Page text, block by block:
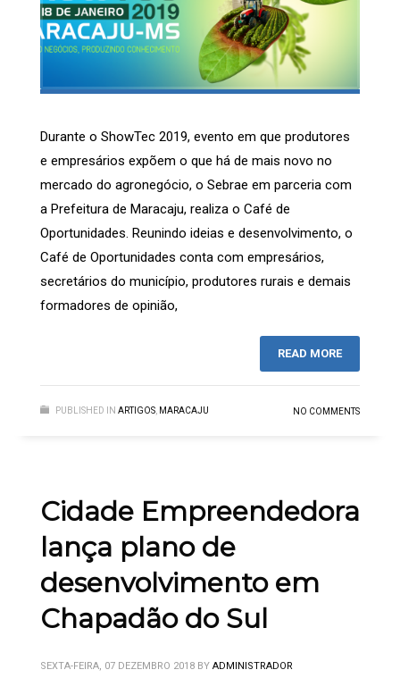
Durante o ShowTec 2019, evento em que produtores
e empresários expõem o que há de mais novo no
mercado do agronegócio, o Sebrae em parceria com
a Prefeitura de Maracaju, realiza o Café de
Oportunidades. Reunindo ideias e desenvolvimento, o
Café de Oportunidades conta com empresários,
secretários do município, produtores rurais e demais
formadores de opinião,
READ MORE
PUBLISHED IN ARTIGOS, MARACAJU NO COMMENTS
Cidade Empreendedora
lança plano de
desenvolvimento em
Chapadão do Sul
SEXTA-FEIRA, 07 DEZEMBRO 2018 BY ADMINISTRADOR